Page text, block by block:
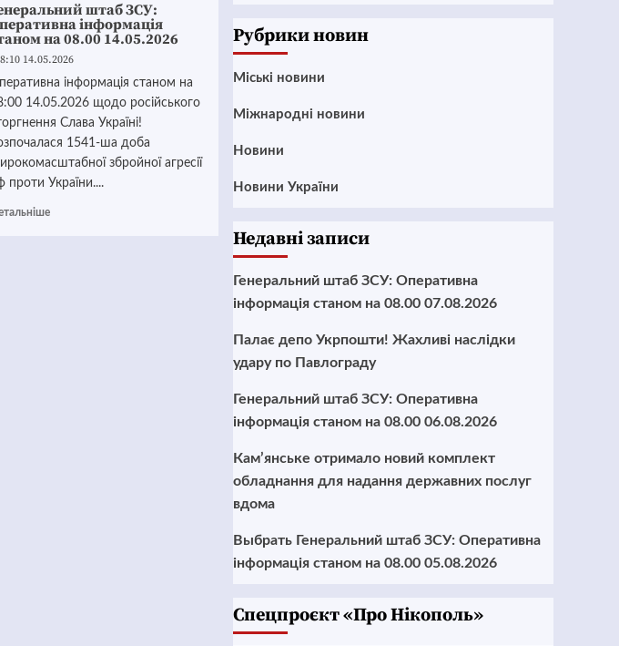
штаб ЗСУ:
інформація
на 08.00 14.05.2026
8:10 14.05.2026
інформація станом на
14.05.2026 щодо російського
Слава Україні!
1541-ша доба
збройної агресії
проти України....
Рубрики новин
Mіські новини
Міжнародні новини
Новини
Новини України
Недавні записи
Генеральний штаб ЗСУ: Оперативна
інформація станом на 08.00 07.08.2026
Палає депо Укрпошти! Жахливі наслідки
удару по Павлограду
Генеральний штаб ЗСУ: Оперативна
інформація станом на 08.00 06.08.2026
Кам’янське отримало новий комплект
обладнання для надання державних послуг
вдома
Выбрать Генеральний штаб ЗСУ: Оперативна
інформація станом на 08.00 05.08.2026
Cпецпроєкт «Про Нікополь»